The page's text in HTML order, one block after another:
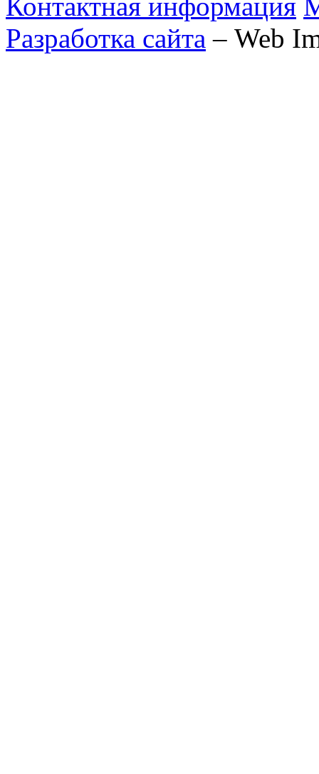
Контактная информация
Разработка сайта – Web